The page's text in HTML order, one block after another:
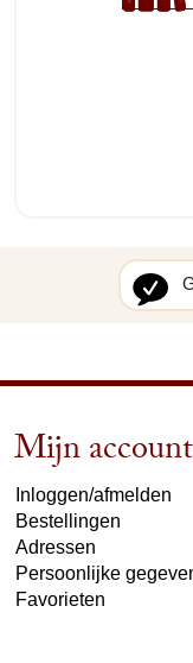
Mijn account
Inloggen/afmelden
Bestellingen
Adressen
Persoonlijke
Favorieten